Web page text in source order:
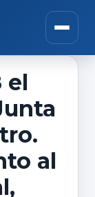
Abrir
el
al